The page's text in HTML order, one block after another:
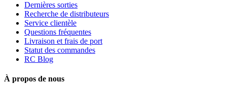
Dernières sorties
Recherche de distributeurs
Service clientèle
Questions fréquentes
Livraison et frais de port
Statut des commandes
RC Blog
À propos de nous